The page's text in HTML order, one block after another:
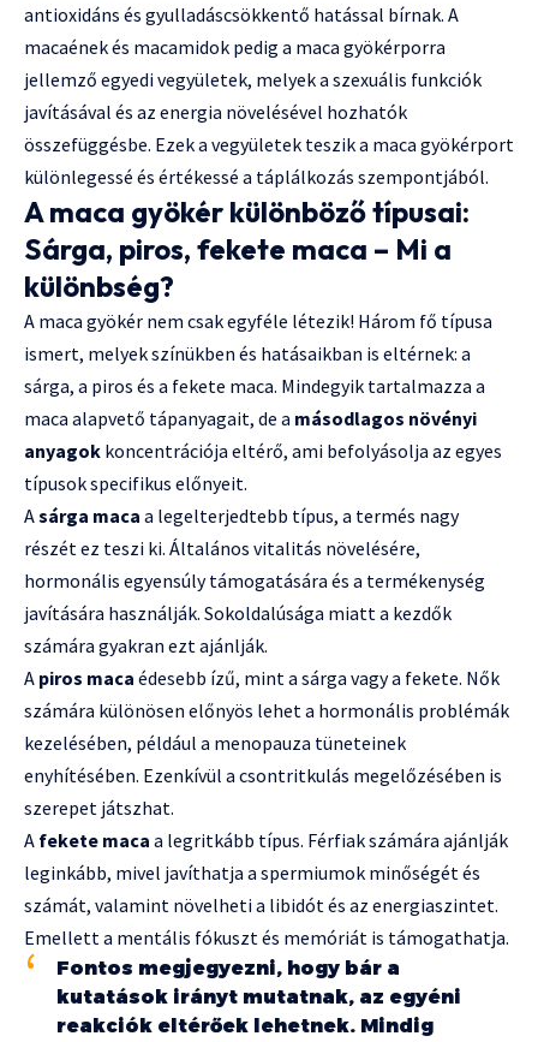
antioxidáns és gyulladáscsökkentő hatással bírnak. A
macaének és macamidok pedig a maca gyökérporra
jellemző egyedi vegyületek, melyek a szexuális funkciók
javításával és az energia növelésével hozhatók
összefüggésbe. Ezek a vegyületek teszik a maca gyökérport
különlegessé és értékessé a táplálkozás szempontjából.
A maca gyökér különböző típusai:
Sárga, piros, fekete maca – Mi a
különbség?
A maca gyökér nem csak egyféle létezik! Három fő típusa
ismert, melyek színükben és hatásaikban is eltérnek: a
sárga, a piros és a fekete maca. Mindegyik tartalmazza a
maca alapvető tápanyagait, de a másodlagos növényi
anyagok koncentrációja eltérő, ami befolyásolja az egyes
típusok specifikus előnyeit.
Asárga maca a legelterjedtebb típus, a termés nagy
részét ez teszi ki. Általános vitalitás növelésére,
hormonális egyensúly támogatására és a termékenység
javítására használják. Sokoldalúsága miatt a kezdők
számára gyakran ezt ajánlják.
A piros maca édesebb ízű, mint a sárga vagy a fekete. Nők
számára különösen előnyös lehet a hormonális problémák
kezelésében, például a menopauza tüneteinek
enyhítésében. Ezenkívül a csontritkulás megelőzésében is
szerepet játszhat.
A fekete maca a legritkább típus. Férfiak számára ajánlják
leginkább, mivel javíthatja a spermiumok minőségét és
számát, valamint növelheti a libidót és az energiaszintet.
Emellett a mentális fókuszt és memóriát is támogathatja.
Fontos megjegyezni, hogy bár a
kutatások irányt mutatnak, az egyéni
reakciók eltérőek lehetnek. Mindig